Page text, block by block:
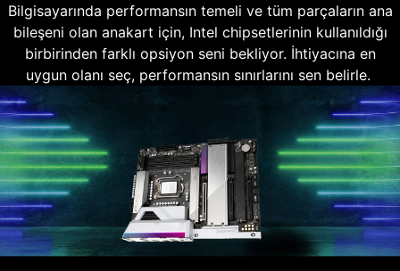
Bilgisayarında performansın temeli ve tüm parçaların ana
bileşeni olan anakart için, Intel chipsetlerinin kullanıldığı
birbirinden farklı opsiyon seni bekliyor. İhtiyacına en
uygun olanı seç, performansın sınırlarını sen belirle.